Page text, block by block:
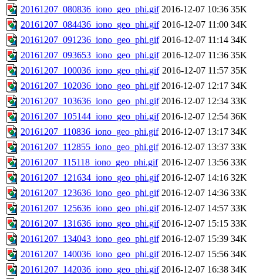
20161207_080836_iono_geo_phi.gif 2016-12-07 10:36 35K
20161207_084436_iono_geo_phi.gif 2016-12-07 11:00 34K
20161207_091236_iono_geo_phi.gif 2016-12-07 11:14 34K
20161207_093653_iono_geo_phi.gif 2016-12-07 11:36 35K
20161207_100036_iono_geo_phi.gif 2016-12-07 11:57 35K
20161207_102036_iono_geo_phi.gif 2016-12-07 12:17 34K
20161207_103636_iono_geo_phi.gif 2016-12-07 12:34 33K
20161207_105144_iono_geo_phi.gif 2016-12-07 12:54 36K
20161207_110836_iono_geo_phi.gif 2016-12-07 13:17 34K
20161207_112855_iono_geo_phi.gif 2016-12-07 13:37 33K
20161207_115118_iono_geo_phi.gif 2016-12-07 13:56 33K
20161207_121634_iono_geo_phi.gif 2016-12-07 14:16 32K
20161207_123636_iono_geo_phi.gif 2016-12-07 14:36 33K
20161207_125636_iono_geo_phi.gif 2016-12-07 14:57 33K
20161207_131636_iono_geo_phi.gif 2016-12-07 15:15 33K
20161207_134043_iono_geo_phi.gif 2016-12-07 15:39 34K
20161207_140036_iono_geo_phi.gif 2016-12-07 15:56 34K
20161207_142036_iono_geo_phi.gif 2016-12-07 16:38 34K